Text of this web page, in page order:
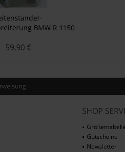
BMW R 1150
59,90 €
SHOP
Größentabelle
Gutscheine
Newsletter